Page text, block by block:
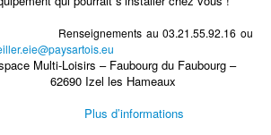
Renseignements au 03.21.55.92.16 ou
Multi-Loisirs – Faubourg du Faubourg –
62690 Izel les Hameaux
Plus d’informations